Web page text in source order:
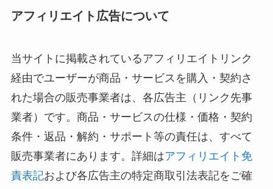
アフィリエイト広告について
当サイトに掲載されているアフィリエイトリンク
経由でユーザーが商品・サービスを購入・契約さ
れた場合の販売事業者は、各広告主（リンク先事
業者）です。商品・サービスの仕様・価格・契約
条件・返品・解約・サポート等の責任は、すべて
販売事業者にあります。詳細はアフィリエイト免
責表記および各広告主の特定商取引法表記をご確